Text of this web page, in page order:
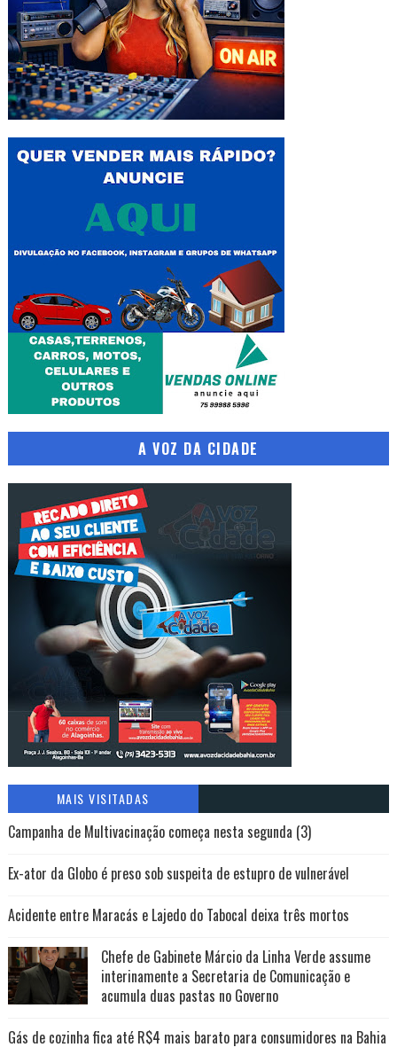
A VOZ DA CIDADE
MAIS VISITADAS
Campanha de Multivacinação começa nesta segunda (3)
Ex-ator da Globo é preso sob suspeita de estupro de vulnerável
Acidente entre Maracás e Lajedo do Tabocal deixa três mortos
Chefe de Gabinete Márcio da Linha Verde assume
interinamente a Secretaria de Comunicação e
acumula duas pastas no Governo
Gás de cozinha fica até R$4 mais barato para consumidores na Bahia